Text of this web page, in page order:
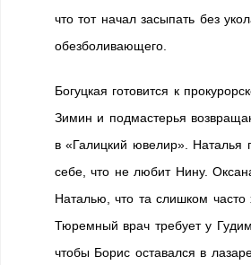
что тот начал засыпать без
обезболивающего.
Богуцкая готовится к
Зимин и подмастерья
в «Галицкий ювелир». Наталья
себе, что не любит Нину.
Наталью, что та слишком часто
Тюремный врач требует у
чтобы Борис оставался в